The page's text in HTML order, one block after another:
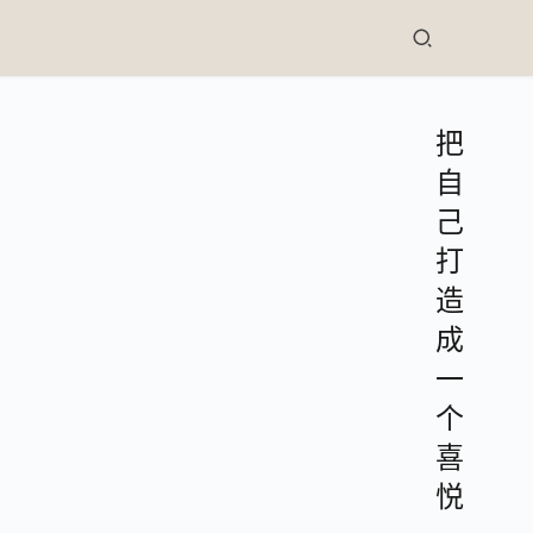
把
自
己
打
造
成
一
个
喜
悦